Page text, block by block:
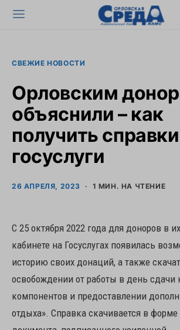
СВЕЖИЕ НОВОСТИ
Орловским
объяснили – как
получить
госуслуги
26 АПРЕЛЯ, 2023 1 МИН. НА ЧТЕНИЕ
C 25 октября 2022 года для доноров в
кабинете на Госуслугах появилась
историю своих донаций, а также
освобождении от работы в день сдачи
компонентов и предоставлении
отдыха». Справка скачивается в форме